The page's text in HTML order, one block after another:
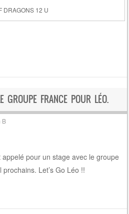
DRAGONS 12 U
FRANCE POUR LÉO.
B
pour un stage avec le groupe
Let’s Go Léo !!